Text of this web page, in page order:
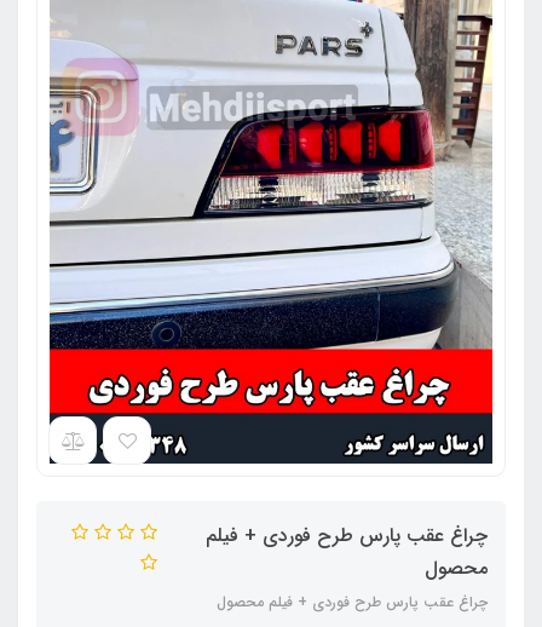
چراغ عقب پارس طرح فوردی + فیلم
محصول
چراغ عقب پارس طرح فوردی + فیلم محصول